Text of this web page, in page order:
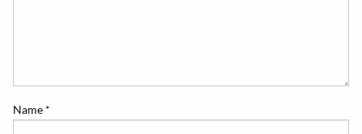
Name *